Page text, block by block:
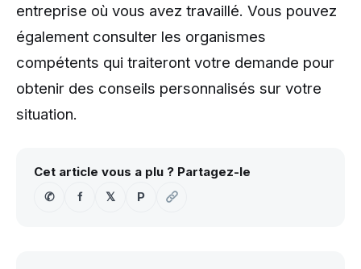
entreprise où vous avez travaillé. Vous pouvez
également consulter les organismes
compétents qui traiteront votre demande pour
obtenir des conseils personnalisés sur votre
situation.
Cet article vous a plu ? Partagez-le
✆
f 𝕏 P